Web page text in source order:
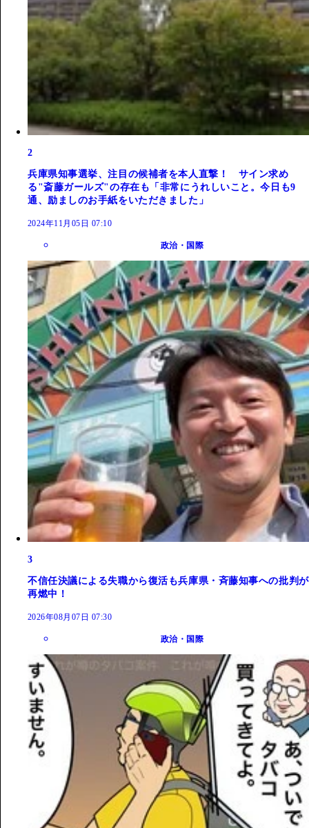
2
兵庫県知事選挙、注目の候補者を本人直撃！ サイン求め
る"斎藤ガールズ"の存在も「非常にうれしいこと。今日も9
通、励ましのお手紙をいただきました」
2024年11月05日 07:10
政治・国際
3
不信任決議による失職から復活も兵庫県・斉藤知事への批判が
再燃中！
2026年08月07日 07:30
政治・国際